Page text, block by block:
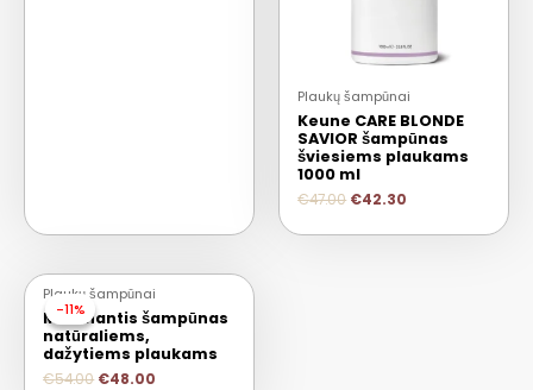
Plaukų šampūnai
Keune CARE BLONDE
SAVIOR šampūnas
šviesiems plaukams
1000 ml
€47.00 €42.30
-11%
-11%
Plaukų šampūnai
Maitinantis šampūnas
natūraliems,
dažytiems plaukams
€54.00 €48.00